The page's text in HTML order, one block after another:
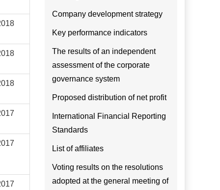
Company development strategy
Key performance indicators
The results of an independent
assessment of the corporate
governance system
Proposed distribution of net profit
International Financial Reporting
Standards
List of affiliates
Voting results on the resolutions
adopted at the general meeting of